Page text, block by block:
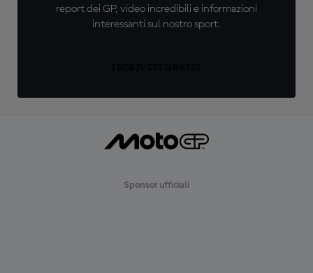
report dei GP, video incredibili e informazioni
interessanti sul nostro sport.
Sponsor ufficiali